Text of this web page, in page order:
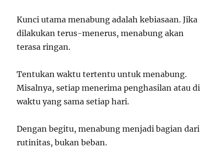
Kunci utama menabung adalah kebiasaan. Jika
dilakukan terus-menerus, menabung akan
terasa ringan.
Tentukan waktu tertentu untuk menabung.
Misalnya, setiap menerima penghasilan atau di
waktu yang sama setiap hari.
Dengan begitu, menabung menjadi bagian dari
rutinitas, bukan beban.